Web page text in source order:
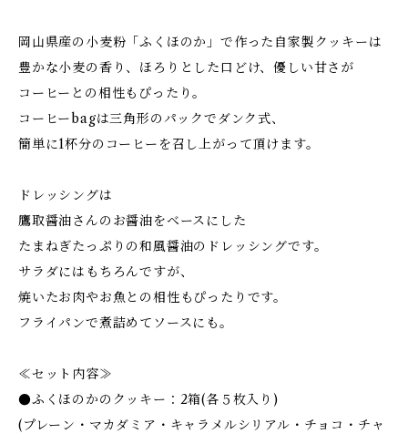
岡山県産の小麦粉「ふくほのか」で作った自家製クッキーは
豊かな小麦の香り、ほろりとした口どけ、優しい甘さが
コーヒーとの相性もぴったり。
コーヒーbagは三角形のパックでダンク式、
簡単に1杯分のコーヒーを召し上がって頂けます。
ドレッシングは
鷹取醤油さんのお醤油をベースにした
たまねぎたっぷりの和風醤油のドレッシングです。
サラダにはもちろんですが、
焼いたお肉やお魚との相性もぴったりです。
フライパンで煮詰めてソースにも。
≪セット内容≫
●ふくほのかのクッキー：2箱(各５枚入り)
(プレーン・マカダミア・キャラメルシリアル・チョコ・チャ